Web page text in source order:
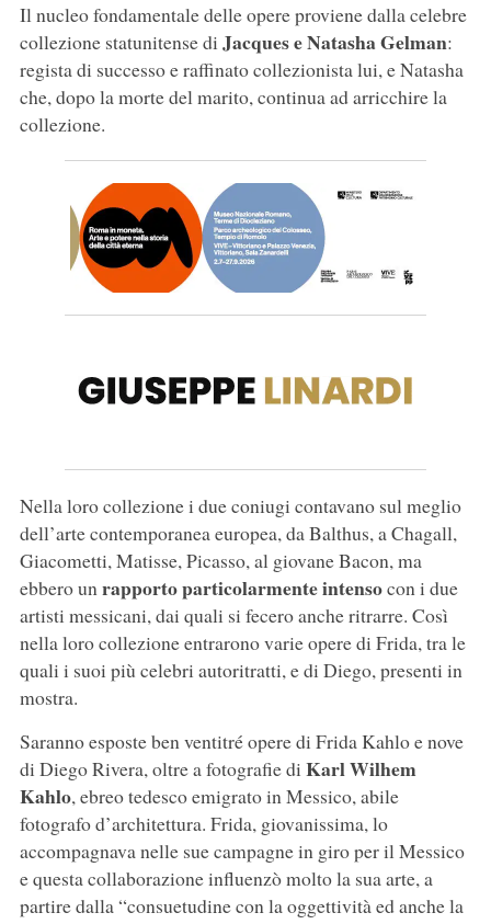
Il nucleo fondamentale delle opere proviene dalla celebre
collezione statunitense di Jacques e Natasha Gelman:
regista di successo e raffinato collezionista lui, e Natasha
che, dopo la morte del marito, continua ad arricchire la
collezione.
Nella loro collezione i due coniugi contavano sul meglio
dell’arte contemporanea europea, da Balthus, a Chagall,
Giacometti, Matisse, Picasso, al giovane Bacon, ma
ebbero unrapporto particolarmente intensocon i due
artisti messicani, dai quali si fecero anche ritrarre. Così
nella loro collezione entrarono varie opere di Frida, tra le
quali i suoi più celebri autoritratti, e di Diego, presenti in
mostra.
Saranno esposte ben ventitré opere di Frida Kahlo e nove
di Diego Rivera, oltre a fotografie di Karl Wilhem
Kahlo, ebreo tedesco emigrato in Messico, abile
fotografo d’architettura. Frida, giovanissima, lo
accompagnava nelle sue campagne in giro per il Messico
e questa collaborazione influenzò molto la sua arte, a
partire dalla “consuetudine con la oggettività ed anche la